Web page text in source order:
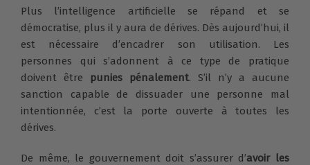
Plus l’intelligence artificielle se répand et se
démocratise, plus il y aura de dérives. Dès aujourd’hui, il
est nécessaire d’encadrer son utilisation. Les
personnes qui s’adonnent à ce type de pratique
doivent être punies pénalement. S’il n’y a aucune
sanction capable de dissuader une personne mal
intentionnée, c’est la porte ouverte à toutes les
dérives.
De même, le gouvernement doit s’assurer d’avoir les